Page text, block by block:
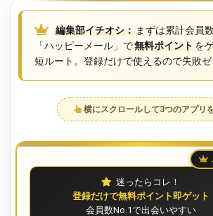
編集部イチオシ： まずは累計会員数
「ハッピーメール」で無料ポイントを
短ルート。登録だけで使えるので失敗ゼ
横にスクロールして3つのアプリ
迷ったらコレ！
登録だけで無料ポイント即ゲット
会員数No.1で出会いやすい